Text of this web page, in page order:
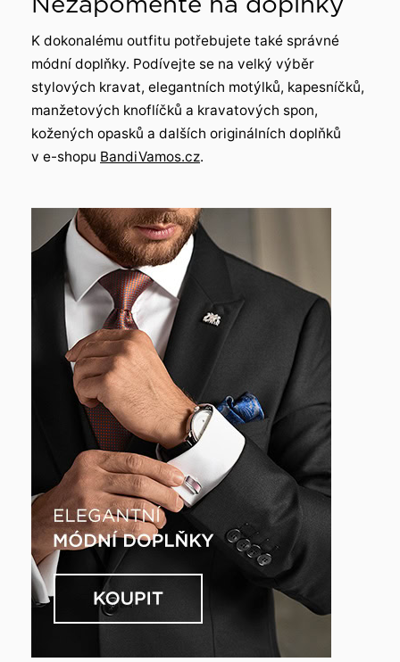
K dokonalému outfitu potřebujete také správné
módní doplňky. Podívejte se na velký výběr
stylových kravat, elegantních motýlků, kapesníčků,
manžetových knoflíčků a kravatových spon,
kožených opasků a dalších originálních doplňků
v e-shopu BandiVamos.cz.